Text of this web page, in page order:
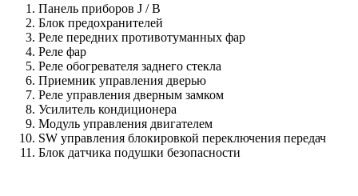
Панель приборов J / B
Блок предохранителей
Реле передних противотуманных фар
Реле фар
Реле обогревателя заднего стекла
Приемник управления дверью
Реле управления дверным замком
Усилитель кондиционера
Модуль управления двигателем
SW управления блокировкой переключения передач
Блок датчика подушки безопасности